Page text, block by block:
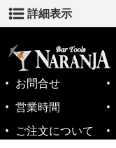
詳細表示
お問合せ
営業時間
ご注文について